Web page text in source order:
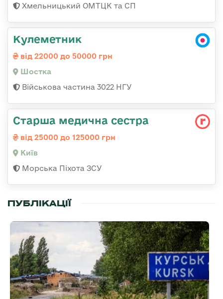
Хмельницький ОМТЦК та СП
Кулеметник
від 22000 до 50000 грн
Шостка
Військова частина 3022 НГУ
Старша медична сестра
від 25000 до 125000 грн
Київ
Морська Піхота ЗСУ
ПУБЛІКАЦІЇ